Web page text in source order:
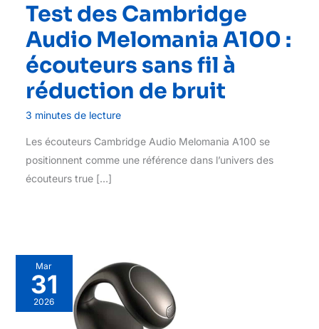
Test des Cambridge
Audio Melomania A100 :
écouteurs sans fil à
réduction de bruit
3 minutes de lecture
Les écouteurs Cambridge Audio Melomania A100 se
positionnent comme une référence dans l’univers des
écouteurs true […]
Mar
31
2026